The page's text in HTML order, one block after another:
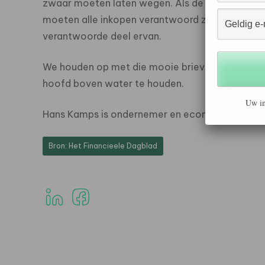
zwaar moeten laten wegen. Als de bedrijven
moeten alle inkopen verantwoord zijn. Was
verantwoorde deel ervan.
We houden op met die mooie brieven. Zonde
hoofd boven water te houden.
Hans Kamps is ondernemer en econoom in
Bron: Het Financieele Dagblad
Uw